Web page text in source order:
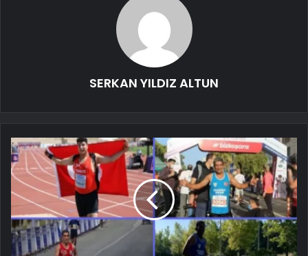
SERKAN YILDIZ ALTUN